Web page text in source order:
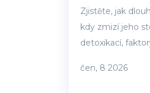
Zjistěte, jak
kdy zmizí jeho
detoxikací,
čen, 8 2026